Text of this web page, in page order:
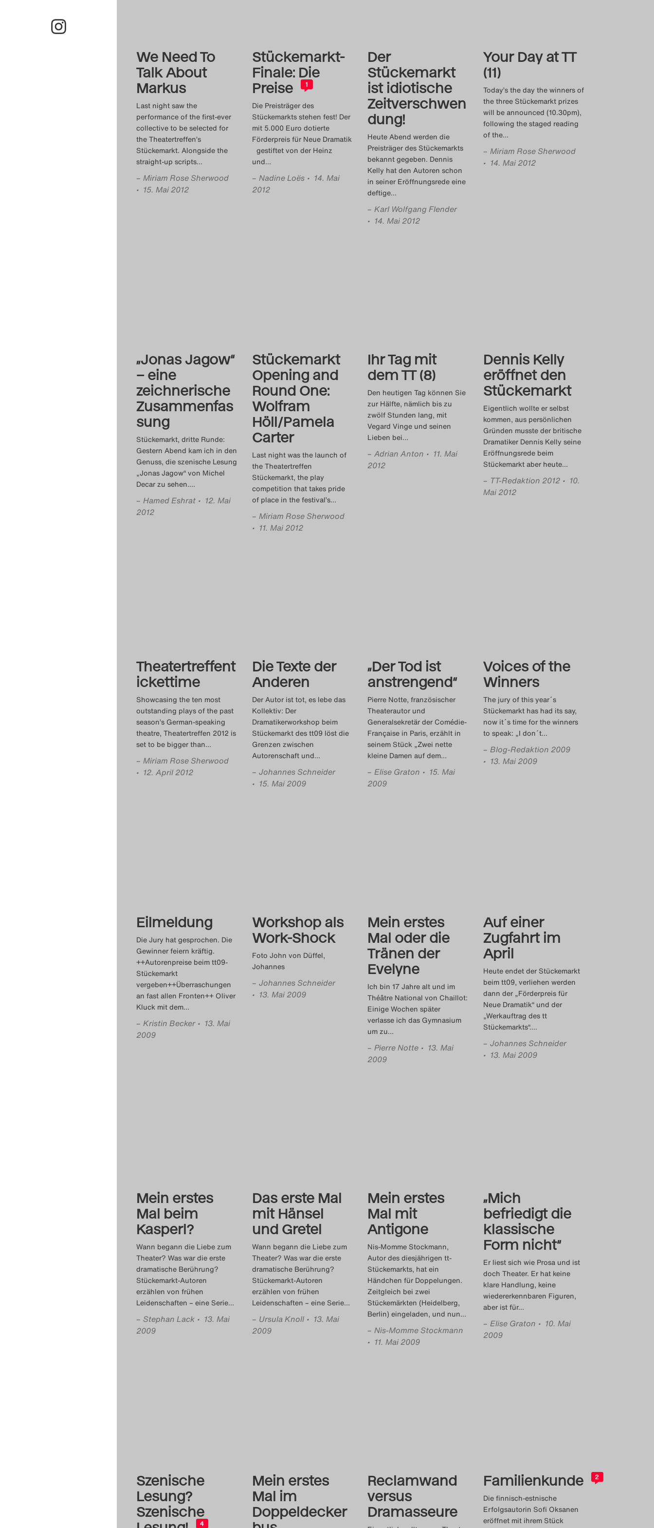
We Need To
Talk About
Markus
Last night saw the
performance of the first-ever
collective to be selected for
the Theatertreffen’s
Stückemarkt. Alongside the
straight-up scripts…
– Miriam Rose Sherwood
• 15. Mai 2012
Stückemarkt-
Finale: Die
Preise
1
Die Preisträger des
Stückemarkts stehen fest! Der
mit 5.000 Euro dotierte
Förderpreis für Neue Dramatik
gestiftet von der Heinz
und…
– Nadine Loës • 14. Mai
2012
Der
Stückemarkt
ist idiotische
Zeitverschwen
dung!
Heute Abend werden die
Preisträger des Stückemarkts
bekannt gegeben. Dennis
Kelly hat den Autoren schon
in seiner Eröffnungsrede eine
deftige…
– Karl Wolfgang Flender
• 14. Mai 2012
Your Day at TT
(11)
Today’s the day the winners of
the three Stückemarkt prizes
will be announced (10.30pm),
following the staged reading
of the…
– Miriam Rose Sherwood
• 14. Mai 2012
„Jonas Jagow“
– eine
zeichnerische
Zusammenfas
sung
Stückemarkt, dritte Runde:
Gestern Abend kam ich in den
Genuss, die szenische Lesung
„Jonas Jagow“ von Michel
Decar zu sehen.…
– Hamed Eshrat • 12. Mai
2012
Stückemarkt
Opening and
Round One:
Wolfram
Höll/Pamela
Carter
Last night was the launch of
the Theatertreffen
Stückemarkt, the play
competition that takes pride
of place in the festival’s…
– Miriam Rose Sherwood
• 11. Mai 2012
Ihr Tag mit
dem TT (8)
Den heutigen Tag können Sie
zur Hälfte, nämlich bis zu
zwölf Stunden lang, mit
Vegard Vinge und seinen
Lieben bei…
– Adrian Anton • 11. Mai
2012
Dennis Kelly
eröffnet den
Stückemarkt
Eigentlich wollte er selbst
kommen, aus persönlichen
Gründen musste der britische
Dramatiker Dennis Kelly seine
Eröffnungsrede beim
Stückemarkt aber heute…
– TT-Redaktion 2012 • 10.
Mai 2012
Theatertreffent
ickettime
Showcasing the ten most
outstanding plays of the past
season’s German-speaking
theatre, Theatertreffen 2012 is
set to be bigger than…
– Miriam Rose Sherwood
• 12. April 2012
Die Texte der
Anderen
Der Autor ist tot, es lebe das
Kollektiv: Der
Dramatikerworkshop beim
Stückemarkt des tt09 löst die
Grenzen zwischen
Autorenschaft und…
– Johannes Schneider
• 15. Mai 2009
„Der Tod ist
anstrengend“
Pierre Notte, französischer
Theaterautor und
Generalsekretär der Comédie-
Française in Paris, erzählt in
seinem Stück „Zwei nette
kleine Damen auf dem…
– Elise Graton • 15. Mai
2009
Voices of the
Winners
The jury of this year´s
Stückemarkt has had its say,
now it´s time for the winners
to speak: „I don´t…
– Blog-Redaktion 2009
• 13. Mai 2009
Eilmeldung
Die Jury hat gesprochen. Die
Gewinner feiern kräftig.
++Autorenpreise beim tt09-
Stückemarkt
vergeben++Überraschungen
an fast allen Fronten++ Oliver
Kluck mit dem…
– Kristin Becker • 13. Mai
2009
Workshop als
Work-Shock
Foto John von Düffel,
Johannes
– Johannes Schneider
• 13. Mai 2009
Mein erstes
Mal oder die
Tränen der
Evelyne
Ich bin 17 Jahre alt und im
Théâtre National von Chaillot:
Einige Wochen später
verlasse ich das Gymnasium
um zu…
– Pierre Notte • 13. Mai
2009
Auf einer
Zugfahrt im
April
Heute endet der Stückemarkt
beim tt09, verliehen werden
dann der „Förderpreis für
Neue Dramatik“ und der
„Werkauftrag des tt
Stückemarkts“.…
– Johannes Schneider
• 13. Mai 2009
Mein erstes
Mal beim
Kasperl?
Wann begann die Liebe zum
Theater? Was war die erste
dramatische Berührung?
Stückemarkt-Autoren
erzählen von frühen
Leidenschaften – eine Serie…
– Stephan Lack • 13. Mai
2009
Das erste Mal
mit Hänsel
und Gretel
Wann begann die Liebe zum
Theater? Was war die erste
dramatische Berührung?
Stückemarkt-Autoren
erzählen von frühen
Leidenschaften – eine Serie…
– Ursula Knoll • 13. Mai
2009
Mein erstes
Mal mit
Antigone
Nis-Momme Stockmann,
Autor des diesjährigen tt-
Stückemarkts, hat ein
Händchen für Doppelungen.
Zeitgleich bei zwei
Stückemärkten (Heidelberg,
Berlin) eingeladen, und nun…
– Nis-Momme Stockmann
• 11. Mai 2009
„Mich
befriedigt die
klassische
Form nicht“
Er liest sich wie Prosa und ist
doch Theater. Er hat keine
klare Handlung, keine
wiedererkennbaren Figuren,
aber ist für…
– Elise Graton • 10. Mai
2009
Szenische
Lesung?
Szenische
4
Mein erstes
Mal im
Doppeldecker
Reclamwand
versus
Dramasseure
Familienkunde 2
Die finnisch-estnische
Erfolgsautorin Sofi Oksanen
eröffnet mit ihrem Stück